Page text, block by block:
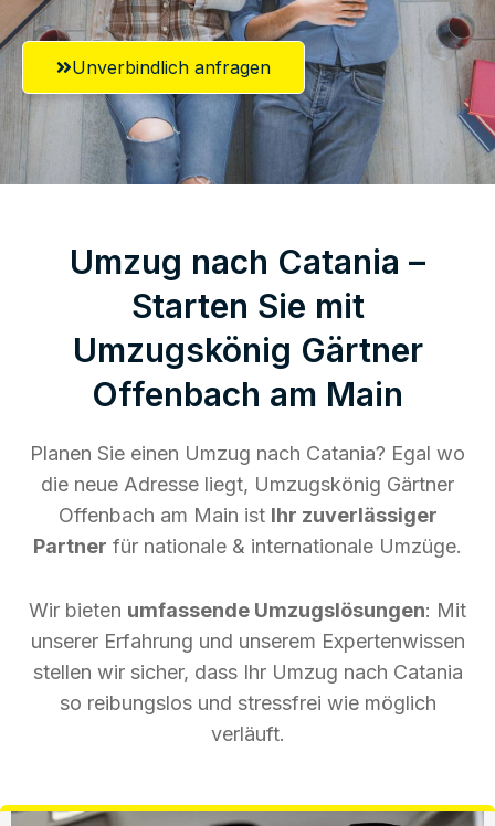
Unverbindlich anfragen
Umzug nach Catania –
Starten Sie mit
Umzugskönig Gärtner
Offenbach am Main
Planen Sie einen Umzug nach Catania? Egal wo
die neue Adresse liegt, Umzugskönig Gärtner
Offenbach am Main ist Ihr zuverlässiger
Partner für nationale & internationale Umzüge.
Wir bieten umfassende Umzugslösungen: Mit
unserer Erfahrung und unserem Expertenwissen
stellen wir sicher, dass Ihr Umzug nach Catania
so reibungslos und stressfrei wie möglich
verläuft.